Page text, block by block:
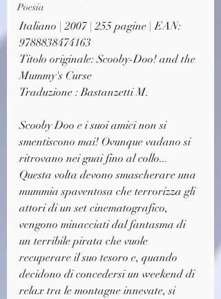
Poesia
Italiano | 2007 | 255 pagine | EAN:
9788838474163
Titolo originale: Scooby-Doo! and the
Mummy's Curse
Traduzione : Bastanzetti M.
Scooby Doo e i suoi amici non si
smentiscono mai! Ovunque vadano si
ritrovano nei guai fino al collo...
Questa volta devono smascherare una
mummia spaventosa che terrorizza gli
attori di un set cinematografico,
vengono minacciati dal fantasma di
un terribile pirata che vuole
recuperare il suo tesoro e, quando
decidono di concedersi un weekend di
relax tra le montagne innevate, si